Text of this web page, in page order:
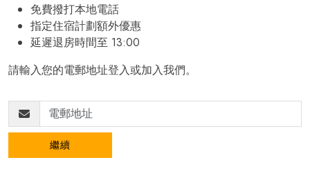
免費撥打本地電話
指定住宿計劃額外優惠
延遲退房時間至 13:00
請輸入您的電郵地址登入或加入我們。
繼續